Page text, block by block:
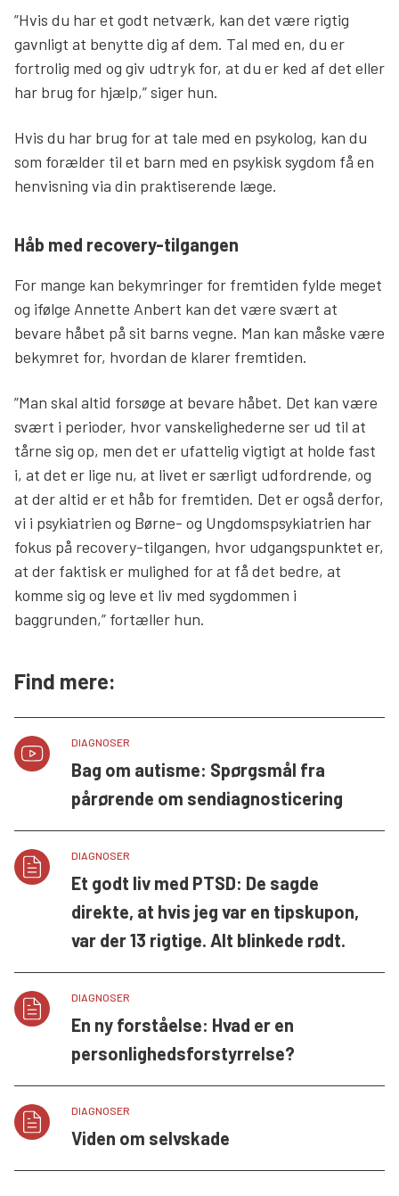
”Hvis du har et godt netværk, kan det være rigtig
gavnligt at benytte dig af dem. Tal med en, du er
fortrolig med og giv udtryk for, at du er ked af det eller
har brug for hjælp,” siger hun.
Hvis du har brug for at tale med en psykolog, kan du
som forælder til et barn med en psykisk sygdom få en
henvisning via din praktiserende læge.
Håb med recovery-tilgangen
For mange kan bekymringer for fremtiden fylde meget
og ifølge Annette Anbert kan det være svært at
bevare håbet på sit barns vegne. Man kan måske være
bekymret for, hvordan de klarer fremtiden.
”Man skal altid forsøge at bevare håbet. Det kan være
svært i perioder, hvor vanskelighederne ser ud til at
tårne sig op, men det er ufattelig vigtigt at holde fast
i, at det er lige nu, at livet er særligt udfordrende, og
at der altid er et håb for fremtiden. Det er også derfor,
vi i psykiatrien og Børne- og Ungdomspsykiatrien har
fokus på recovery-tilgangen, hvor udgangspunktet er,
at der faktisk er mulighed for at få det bedre, at
komme sig og leve et liv med sygdommen i
baggrunden,” fortæller hun.
Find mere:
DIAGNOSER
Bag om autisme: Spørgsmål fra
pårørende om sendiagnosticering
DIAGNOSER
Et godt liv med PTSD: De sagde
direkte, at hvis jeg var en tipskupon,
var der 13 rigtige. Alt blinkede rødt.
DIAGNOSER
En ny forståelse: Hvad er en
personlighedsforstyrrelse?
DIAGNOSER
Viden om selvskade